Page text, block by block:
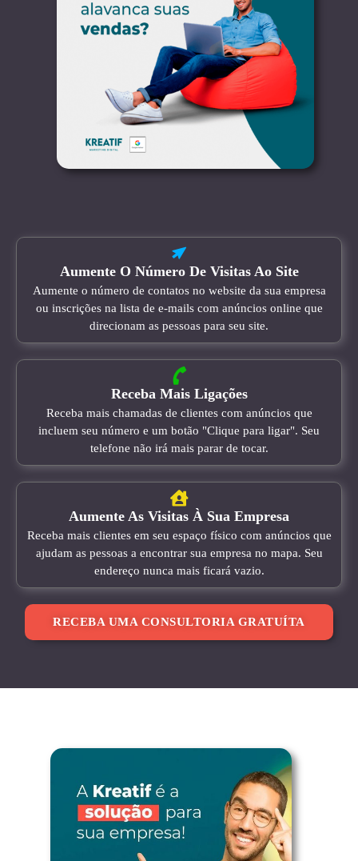
Aumente O Número De Visitas Ao Site
Aumente o número de contatos no website da sua empresa
ou inscrições na lista de e-mails com anúncios online que
direcionam as pessoas para seu site.
Receba Mais Ligações
Receba mais chamadas de clientes com anúncios que
incluem seu número e um botão "Clique para ligar". Seu
telefone não irá mais parar de tocar.
Aumente As Visitas À Sua Empresa
Receba mais clientes em seu espaço físico com anúncios que
ajudam as pessoas a encontrar sua empresa no mapa. Seu
endereço nunca mais ficará vazio.
RECEBA UMA CONSULTORIA GRATUÍTA